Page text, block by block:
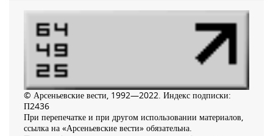
© Арсеньевские вести, 1992—2022. Индекс подписки:
П2436
При перепечатке и при другом использовании материалов,
ссылка на «Арсеньевские вести» обязательна.